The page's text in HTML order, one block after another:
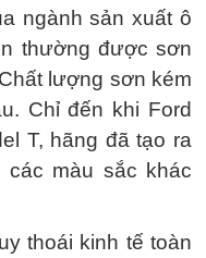
ngành sản xuất ô
thường được sơn
lượng sơn kém
Chỉ đến khi Ford
T, hãng đã tạo ra
màu sắc khác
thoái kinh tế toàn